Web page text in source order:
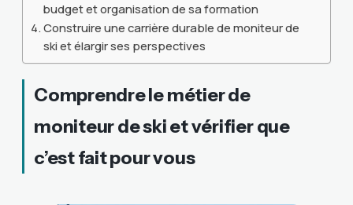
budget et organisation de sa formation
Construire une carrière durable de moniteur de
ski et élargir ses perspectives
Comprendre le métier de
moniteur de ski et vérifier que
c’est fait pour vous